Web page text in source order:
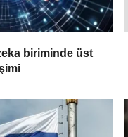
biriminde üst